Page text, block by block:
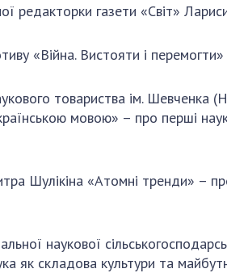
редакторки газети «Світ»
«Війна. Вистояти і
товариства ім.
мовою» – про перші
Шулікіна «Атомні тренди» –
наукової
як складова культури та